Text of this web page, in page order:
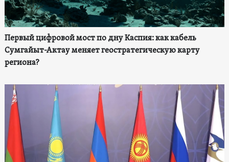
Первый цифровой мост по дну Каспия: как кабель
Сумгайыт-Актау меняет геостратегическую карту
региона?